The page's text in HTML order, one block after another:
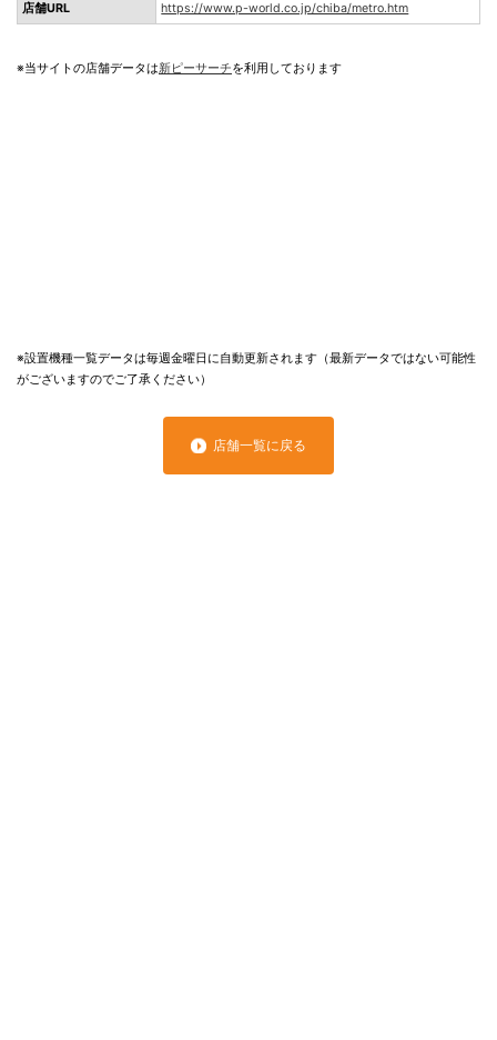
店舗URL https://www.p-world.co.jp/chiba/metro.htm
※当サイトの店舗データは新ピーサーチを利用しております
※設置機種一覧データは毎週金曜日に自動更新されます（最新データではない可能性
がございますのでご了承ください）
店舗一覧に戻る